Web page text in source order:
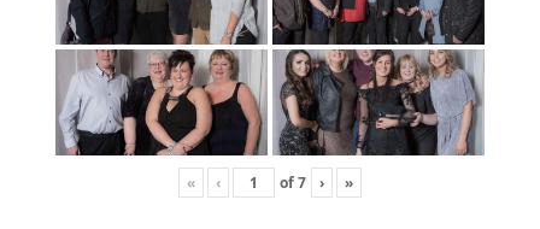
« ‹ of7 › »